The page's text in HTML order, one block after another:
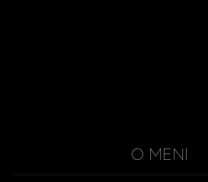
O MENI